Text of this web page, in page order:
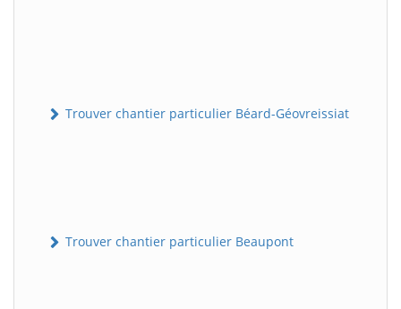
Trouver chantier particulier Béard-Géovreissiat
Trouver chantier particulier Beaupont